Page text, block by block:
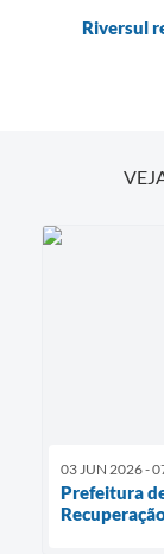
Riversul
03 JUN 2026 -
Prefeitura